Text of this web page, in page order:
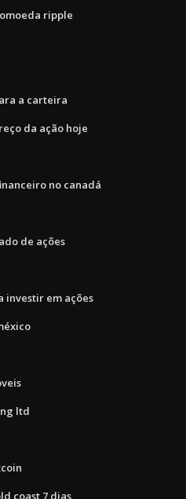
ripple
a carteira
da ação hoje
no canadá
de ações
investir em ações
ltd
coast 7 dias